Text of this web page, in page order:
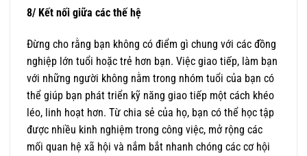
8/ Kết nối giữa các thế hệ
Đừng cho rằng bạn không có điểm gì chung với các đồng
nghiệp lớn tuổi hoặc trẻ hơn bạn. Việc giao tiếp, làm bạn
với những người không nằm trong nhóm tuổi của bạn có
thể giúp bạn phát triển kỹ năng giao tiếp một cách khéo
léo, linh hoạt hơn. Từ chia sẻ của họ, bạn có thể học tập
được nhiều kinh nghiệm trong công việc, mở rộng các
mối quan hệ xã hội và nắm bắt nhanh chóng các cơ hội